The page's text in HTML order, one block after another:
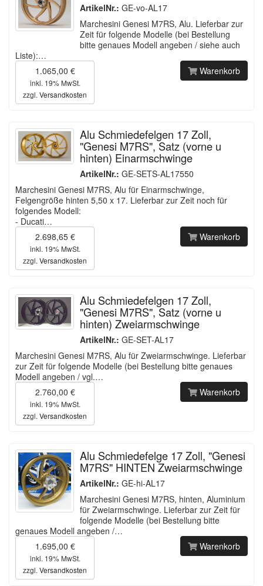
ArtikelNr.: GE-vo-AL17
Marchesini Genesi M7RS, Alu. Lieferbar zur
Zeit für folgende Modelle (bei Bestellung
bitte genaues Modell angeben / siehe auch
Liste):…
1.065,00 €
inkl. 19% MwSt.
zzgl. Versandkosten
Warenkorb
Alu Schmiedefelgen 17 Zoll,
"Genesi M7RS", Satz (vorne u
hinten) Einarmschwinge
ArtikelNr.: GE-SETS-AL17550
Marchesini Genesi M7RS, Alu für Einarmschwinge,
Felgengröße hinten 5,50 x 17. Lieferbar zur Zeit noch für
folgendes Modell:
- Ducati…
2.698,65 €
inkl. 19% MwSt.
zzgl. Versandkosten
Warenkorb
Alu Schmiedefelgen 17 Zoll,
"Genesi M7RS", Satz (vorne u
hinten) Zweiarmschwinge
ArtikelNr.: GE-SET-AL17
Marchesini Genesi M7RS, Alu für Zweiarmschwinge. Lieferbar
zur Zeit für folgende Modelle (bei Bestellung bitte genaues
Modell angeben / vgl.…
2.760,00 €
inkl. 19% MwSt.
zzgl. Versandkosten
Warenkorb
Alu Schmiedefelge 17 Zoll, "Genesi
M7RS" HINTEN Zweiarmschwinge
ArtikelNr.: GE-hi-AL17
Marchesini Genesi M7RS, hinten, Aluminium
für Zweiarmschwinge. Lieferbar zur Zeit für
folgende Modelle (bei Bestellung bitte
genaues Modell angeben /…
1.695,00 €
inkl. 19% MwSt.
zzgl. Versandkosten
Warenkorb